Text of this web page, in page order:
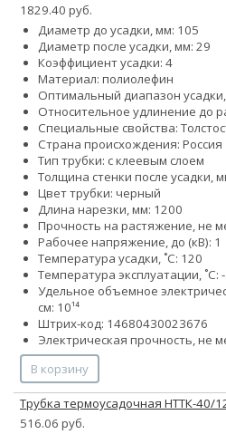
1829.40 руб.
Диаметр до усадки, мм: 105
Диаметр после усадки, мм: 29
Коэффициент усадки: 4
Материал: полиолефин
Оптимальный диапазон
Относительное удлинение до
Специальные свойства:
Страна происхождения: Россия
Тип трубки: с клеевым слоем
Толщина стенки после усадки,
Цвет трубки: черный
Длина нарезки, мм: 1200
Прочность на растяжение, не
Рабочее напряжение, до (кВ): 1
Температура усадки, ˚С: 120
Температура эксплуатации, ˚С:
Удельное объемное
см: 10¹⁴
Штрих-код: 14680430023676
Электрическая прочность, не
В корзину
Трубка термоусадочная НТТК-40/
516.06 руб.